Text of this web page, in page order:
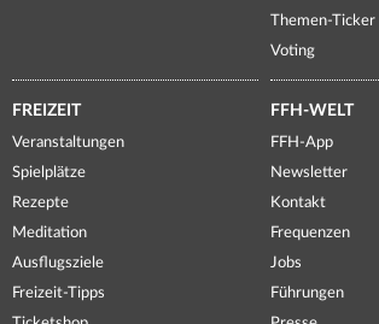
Themen-Ticker
Voting
FREIZEIT
Veranstaltungen
Spielplätze
Rezepte
Meditation
Ausflugsziele
Freizeit-Tipps
FFH-WELT
FFH-App
Newsletter
Kontakt
Frequenzen
Jobs
Führungen